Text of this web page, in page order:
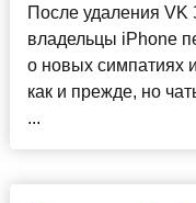
После удаления VK
владельцы iPhone
о новых симпатиях
как и прежде, но
...